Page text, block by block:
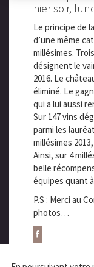
hier soir,
Le principe de
d’une même
millésimes.
désignent le
2016. Le
éliminé. Le
qui a lui aussi
Sur 147 vins
parmi les
millésimes
Ainsi, sur 4
belle
équipes quant
P.S : Merci au
photos…